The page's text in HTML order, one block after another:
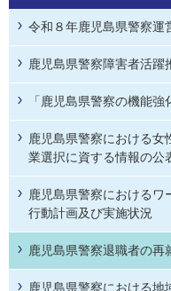
令和８年鹿児島県警察運
鹿児島県警察障害者活躍
「鹿児島県警察の機能
鹿児島県警察における女
業選択に資する情報の公
鹿児島県警察におけるワ
行動計画及び実施状況
鹿児島県警察退職者の再
鹿児島県警察における地